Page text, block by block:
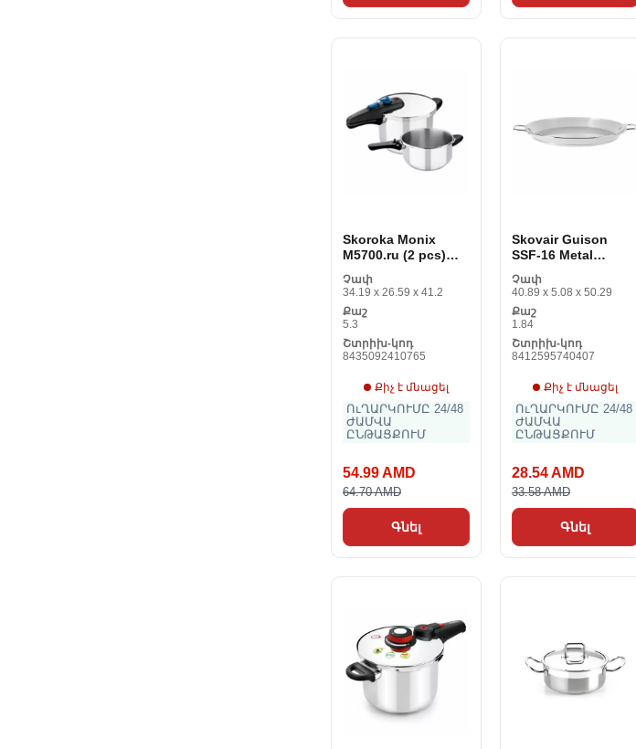
Skoroka Monix
M5700.ru (2 pcs)
պողպատը 6 L
Չափ
34.19 x 26.59 x 41.2
Քաշ
5.3
Շտրիխ-կոդ
8435092410765
Քիչ է մնացել
ՈւՂԱՐԿՈՒՄԸ 24/48
ԺԱՄՎԱ
ԸՆԹԱՑՔՈՒՄ
54.99 AMD
64.70 AMD
Գնել
Skovair Guison
SSF-16 Metal
պողպատը 18/10
Չափ
40.89 x 5.08 x 50.29
Քաշ
1.84
Շտրիխ-կոդ
8412595740407
Քիչ է մնացել
ՈւՂԱՐԿՈՒՄԸ 24/48
ԺԱՄՎԱ
ԸՆԹԱՑՔՈՒՄ
28.54 AMD
33.58 AMD
Գնել